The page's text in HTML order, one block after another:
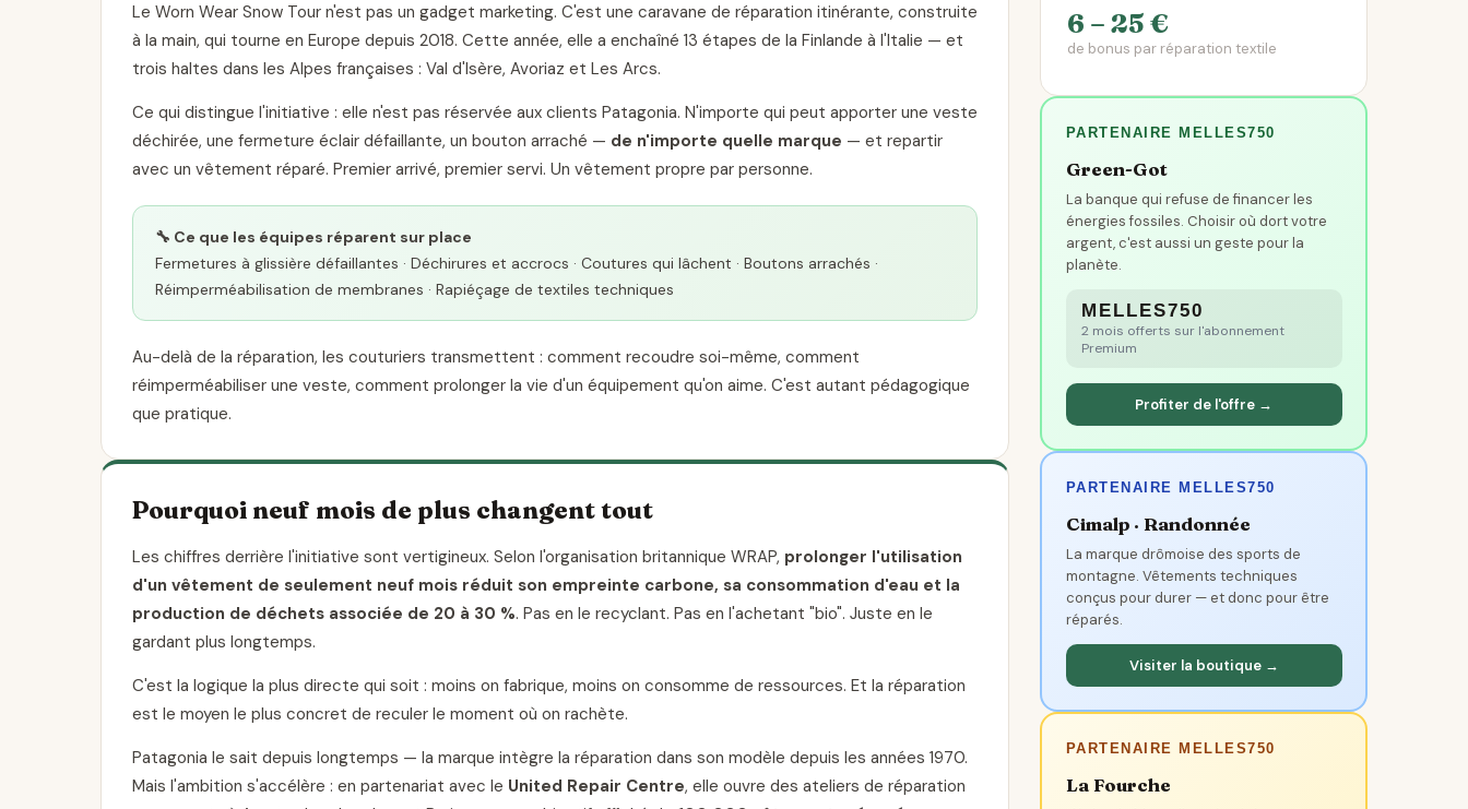
Le Worn Wear Snow Tour n'est pas un gadget marketing. C'est une caravane de réparation itinérante, construite
à la main, qui tourne en Europe depuis 2018. Cette année, elle a enchaîné 13 étapes de la Finlande à l'Italie — et
trois haltes dans les Alpes françaises : Val d'Isère, Avoriaz et Les Arcs.
Ce qui distingue l'initiative : elle n'est pas réservée aux clients Patagonia. N'importe qui peut apporter une veste
déchirée, une fermeture éclair défaillante, un bouton arraché — de n'importe quelle marque — et repartir
avec un vêtement réparé. Premier arrivé, premier servi. Un vêtement propre par personne.
🔧 Ce que les équipes réparent sur place
Fermetures à glissière défaillantes · Déchirures et accrocs · Coutures qui lâchent · Boutons arrachés ·
Réimperméabilisation de membranes · Rapiéçage de textiles techniques
Au-delà de la réparation, les couturiers transmettent : comment recoudre soi-même, comment
réimperméabiliser une veste, comment prolonger la vie d'un équipement qu'on aime. C'est autant pédagogique
que pratique.
Pourquoi neuf mois de plus changent tout
Les chiffres derrière l'initiative sont vertigineux. Selon l'organisation britannique WRAP, prolonger l'utilisation
d'un vêtement de seulement neuf mois réduit son empreinte carbone, sa consommation d'eau et la
production de déchets associée de 20 à 30 %. Pas en le recyclant. Pas en l'achetant "bio". Juste en le
gardant plus longtemps.
C'est la logique la plus directe qui soit : moins on fabrique, moins on consomme de ressources. Et la réparation
est le moyen le plus concret de reculer le moment où on rachète.
Patagonia le sait depuis longtemps — la marque intègre la réparation dans son modèle depuis les années 1970.
Mais l'ambition s'accélère : en partenariat avec le United Repair Centre, elle ouvre des ateliers de réparation
6 – 25 €
de bonus par réparation textile
PARTENAIRE MELLES750
Green-Got
La banque qui refuse de financer les
énergies fossiles. Choisir où dort votre
argent, c'est aussi un geste pour la
planète.
MELLES750
2 mois offerts sur l'abonnement
Premium
Profiter de l'offre →
PARTENAIRE MELLES750
Cimalp · Randonnée
La marque drômoise des sports de
montagne. Vêtements techniques
conçus pour durer — et donc pour être
réparés.
Visiter la boutique →
PARTENAIRE MELLES750
La Fourche